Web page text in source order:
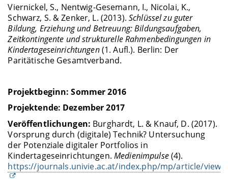
Viernickel, S., Nentwig-Gesemann, I., Nicolai, K.,
Schwarz, S. & Zenker, L. (2013).Schlüssel zu guter
Bildung, Erziehung und Betreuung: Bildungsaufgaben,
Zeitkontingente und strukturelle Rahmenbedingungen in
Kindertageseinrichtungen(1. Aufl.). Berlin: Der
Paritätische Gesamtverband.
Projektbeginn: Sommer 2016
Projektende: Dezember 2017
Veröffentlichungen: Burghardt, L. & Knauf, D. (2017).
Vorsprung durch (digitale) Technik? Untersuchung
der Potenziale digitaler Portfolios in
Kindertageseinrichtungen.Medienimpulse(4).
https://journals.univie.ac.at/index.php/mp/article/view/